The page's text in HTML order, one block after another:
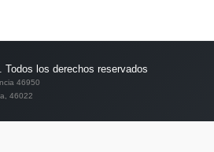
. Todos los derechos reservados
46950
46022